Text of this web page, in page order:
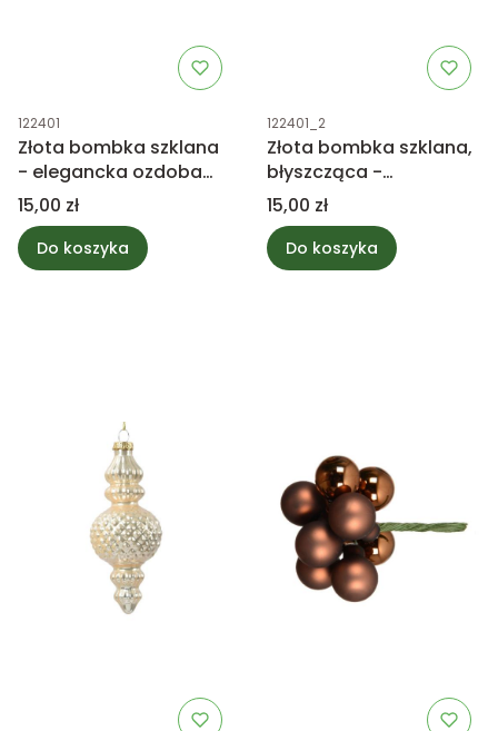
Kod produktu
122401
Złota bombka szklana
- elegancka ozdoba
choinkowa 15cm
Cena
15,00 zł
Do koszyka
Kod produktu
122401_2
Złota bombka szklana,
błyszcząca -
elegancka ozdoba
choinkowa 15cm
Cena
15,00 zł
Do koszyka